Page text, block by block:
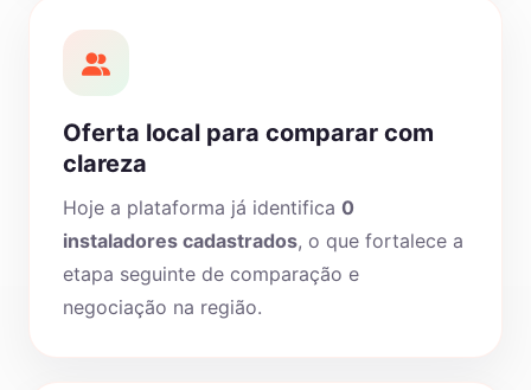
Oferta local para comparar com
clareza
Hoje a plataforma já identifica 0
instaladores cadastrados, o que fortalece a
etapa seguinte de comparação e
negociação na região.